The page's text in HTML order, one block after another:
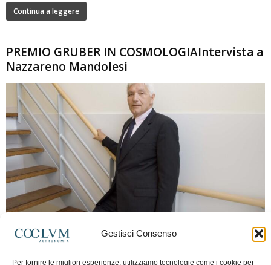
Gestisci Consenso
Per fornire le migliori esperienze, utilizziamo tecnologie come i cookie per
Continua a leggere
PREMIO GRUBER IN COSMOLOGIAIntervista a
Nazzareno Mandolesi
Frida Paolella - 16 Giugno 2026 0
spaziale europea e della missione Planck. Il dialogo ripercorre i principali